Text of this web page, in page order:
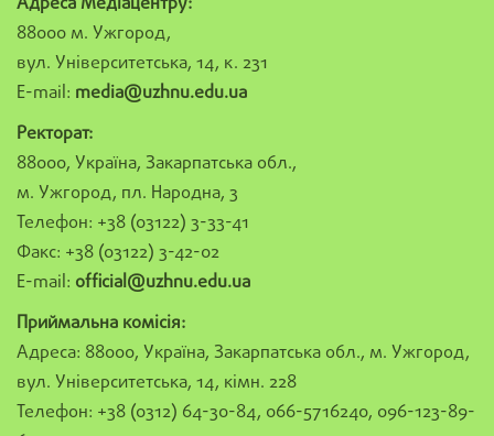
88000 м. Ужгород,
вул. Університетська, 14, к. 231
E-mail: media@uzhnu.edu.ua
Ректорат:
88000, Україна, Закарпатська обл.,
м. Ужгород, пл. Народна, 3
Телефон: +38 (03122) 3-33-41
Факс: +38 (03122) 3-42-02
E-mail: official@uzhnu.edu.ua
Приймальна комісія:
Адреса: 88000, Україна, Закарпатська обл., м. Ужгород,
вул. Університетська, 14, кімн. 228
Телефон: +38 (0312) 64-30-84, 066-5716240, 096-123-89-